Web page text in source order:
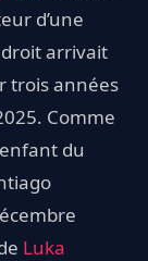
d’une
arrivait
trois années
Comme
du
Luka